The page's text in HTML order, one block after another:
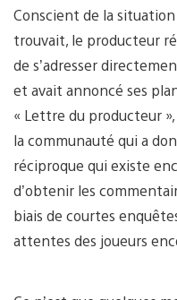
Conscient de la
trouvait, le producteur
de s’adresser
et avait annoncé ses
« Lettre du producteur
la communauté qui a
réciproque qui existe
d’obtenir les
biais de courtes
attentes des joueurs